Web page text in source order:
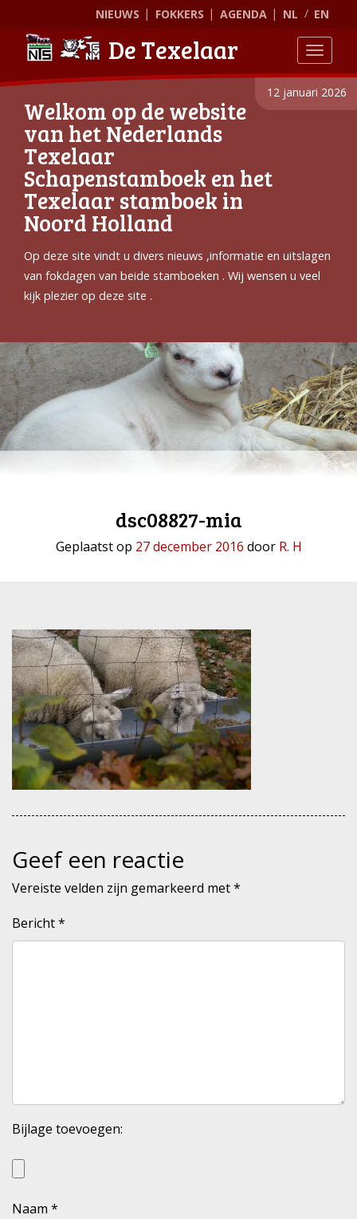
NIEUWS FOKKERS AGENDA NL EN
De Texelaar
12 januari 2026
Welkom op de website
van het Nederlands
Texelaar
Schapenstamboek en het
Texelaar stamboek in
Noord Holland
Op deze site vindt u divers nieuws ,informatie en uitslagen
van fokdagen van beide stamboeken . Wij wensen u veel
kijk plezier op deze site .
dsc08827-mia
Geplaatst op 27 december 2016 door R. H
Geef een reactie
Vereiste velden zijn gemarkeerd met*
Bericht*
Bijlage toevoegen:
Naam *